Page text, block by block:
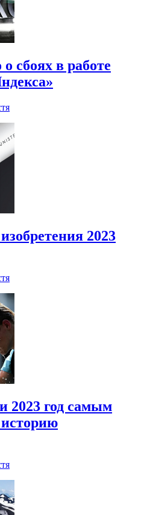
сбоях в работе
2023
2023 год самым